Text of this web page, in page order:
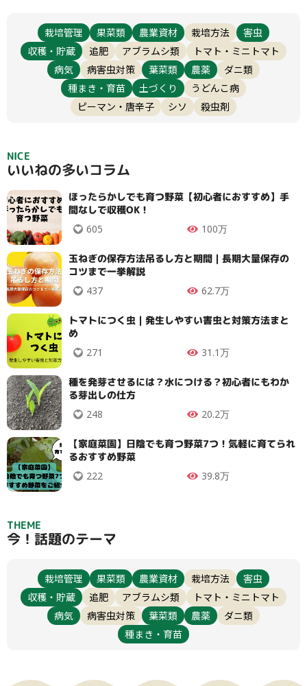
栽培管理 果菜類 農業資材 栽培方法
害虫
収穫・貯蔵
追肥 アブラムシ類
トマト・ミニトマト
病気
病害虫対策 葉菜類 農薬
ダニ類
種まき・育苗
土づくり
うどんこ病
ピーマン・唐辛子
シソ 殺虫剤
NICE
いいねの多いコラム
ほったらかしでも育つ野菜【初心者におすすめ】手
間なしで収穫OK！
605 100万
玉ねぎの保存方法吊るし方と期間｜長期大量保存の
コツまで一挙解説
437 62.7万
トマトにつく虫｜発生しやすい害虫と対策方法まと
め
271 31.1万
種を発芽させるには？水につける？初心者にもわか
る芽出しの仕方
248 20.2万
【家庭菜園】日陰でも育つ野菜7つ！気軽に育てられ
るおすすめ野菜
222 39.8万
THEME
今！話題のテーマ
栽培管理 果菜類 農業資材 栽培方法
害虫
収穫・貯蔵
追肥 アブラムシ類
トマト・ミニトマト
病気
病害虫対策 葉菜類 農薬
ダニ類
種まき・育苗